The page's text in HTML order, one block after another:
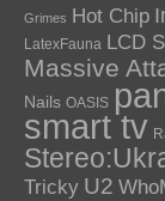
Grimes Hot Chip
LatexFauna LCD
Massive
Nails OASIS
smart tv
Tricky U2